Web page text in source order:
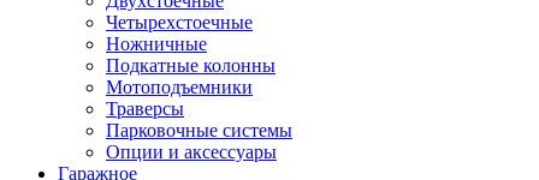
Четырехстоечные
Ножничные
Подкатные колонны
Мотоподъемники
Траверсы
Парковочные системы
Опции и аксессуары
Гаражное